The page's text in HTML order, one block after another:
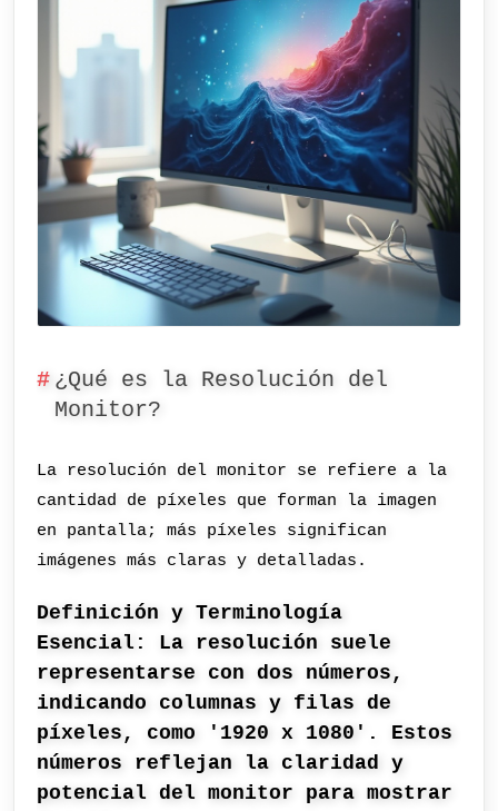
¿Qué es la Resolución del
Monitor?
La resolución del monitor se refiere a la
cantidad de píxeles que forman la imagen
en pantalla; más píxeles significan
imágenes más claras y detalladas.
Definición y Terminología
Esencial: La resolución suele
representarse con dos números,
indicando columnas y filas de
píxeles, como '1920 x 1080'. Estos
números reflejan la claridad y
potencial del monitor para mostrar